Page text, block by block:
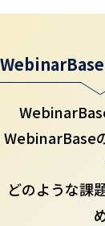
WebinarBase
どのような課